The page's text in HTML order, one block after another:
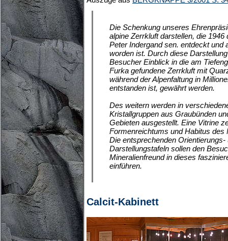
Die Schenkung unseres
alpine Zerrkluft darstellen, die 1946
Peter Indergand sen. entdeckt und
worden ist. Durch diese
Besucher Einblick in die am
Furka gefundene Zerrkluft mit
während der Alpenfaltung in
entstanden ist, gewährt werden.
Des weitern werden in
Kristallgruppen aus Graubünden
Gebieten ausgestellt. Eine Vitrine
Formenreichtums und Habitus des
Die entsprechenden Orientierungs-
Darstellungstafeln sollen den
Mineralienfreund in dieses
einführen.
Calcit-Kabinett